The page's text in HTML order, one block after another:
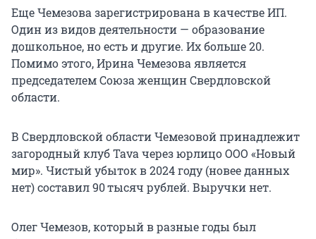
Еще Чемезова зарегистрирована в качестве ИП.
Один из видов деятельности — образование
дошкольное, но есть и другие. Их больше 20.
Помимо этого, Ирина Чемезова является
председателем Союза женщин Свердловской
области.
В Свердловской области Чемезовой принадлежит
загородный клуб Tava через юрлицо ООО «Новый
мир». Чистый убыток в 2024 году (новее данных
нет) составил 90 тысяч рублей. Выручки нет.
Олег Чемезов, который в разные годы был